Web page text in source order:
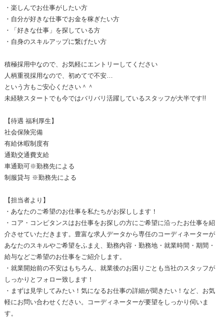
・楽しんでお仕事がしたい方
・自分が好きな仕事でお金を稼ぎたい方
・「好きな仕事」を探している方
・自身のスキルアップに繋げたい方
積極採用中なので、お気軽にエントリーしてください
人柄重視採用なので、初めてで不安…
という方もご安心ください＾＾
未経験スタートでも今ではバリバリ活躍しているスタッフが大半です!!
【待遇 福利厚生】
社会保険完備
有給休暇制度有
通勤交通費支給
車通勤可※勤務先による
制服貸与 ※勤務先による
【担当者より】
・あなたのご希望のお仕事を私たちがお探しします！
・コア・コンピタンスはお仕事をお探しの方にご希望に沿ったお仕事を紹
介させていただきます。豊富な求人データから専任のコーディネーターが
あなたのスキルやご希望をふまえ、勤務内容・勤務地・就業時間・期間・
給与などご希望のお仕事をご紹介します。
・就業開始前の不安はもちろん、就業後のお困りごとも当社のスタッフが
しっかりとフォロー致します！
・まずは見学してみたい！気になるお仕事の詳細が聞きたい！など、お気
軽にお問い合わせください。コーディネーターが要望をしっかり伺いま
す。